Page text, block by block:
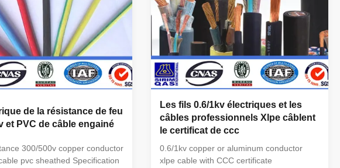
de la résistance de feu
et PVC de câble engainé
300/500v copper conductor
pvc sheathed Specification
Les fils 0.6/1kv électriques et les
câbles professionnels Xlpe câblent
le certificat de ccc
0.6/1kv copper or aluminum conductor
xlpe cable with CCC certificate